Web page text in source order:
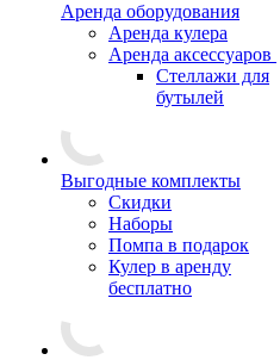
Аренда оборудования
Аренда кулера
Аренда аксессуаров
Стеллажи для
бутылей
Выгодные комплекты
Скидки
Наборы
Помпа в подарок
Кулер в аренду
бесплатно